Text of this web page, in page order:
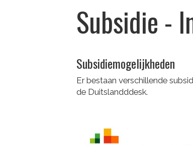
Subsidie -
Subsidiemogelijkheden
Er bestaan verschillende
de Duitslandddesk.